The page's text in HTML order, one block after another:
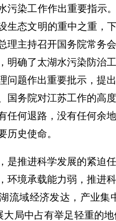
污染工作作出重要指示
生态文明的重中之重，
理主持召开国务院常务
明确了太湖水污染防治
问题作出重要批示，提
国务院对江苏工作的高
任何退路，没有任何余
历史使命。
推进科学发展的紧迫任
环境承载能力弱，推进
流域经济发达，产业集
大局中占有举足轻重的